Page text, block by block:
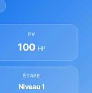
PV
100 HP
ÉTAPE
Niveau 1